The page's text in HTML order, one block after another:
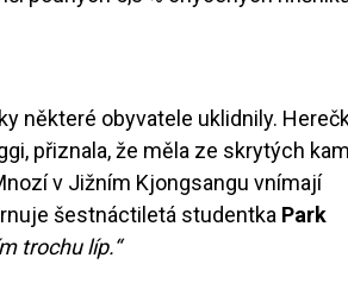
některé obyvatele uklidnily.
přiznala, že měla ze skrytých
v Jižním Kjongsangu vnímají
šestnáctiletá studentka Park
trochu líp.“